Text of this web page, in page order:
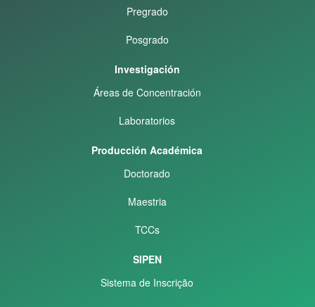
Pregrado
Posgrado
Investigación
Áreas de Concentración
Laboratorios
Producción Académica
Doctorado
Maestria
TCCs
SIPEN
Sistema de Inscrição